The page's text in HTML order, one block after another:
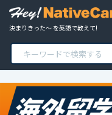
決まりきった～ を英語で教えて!